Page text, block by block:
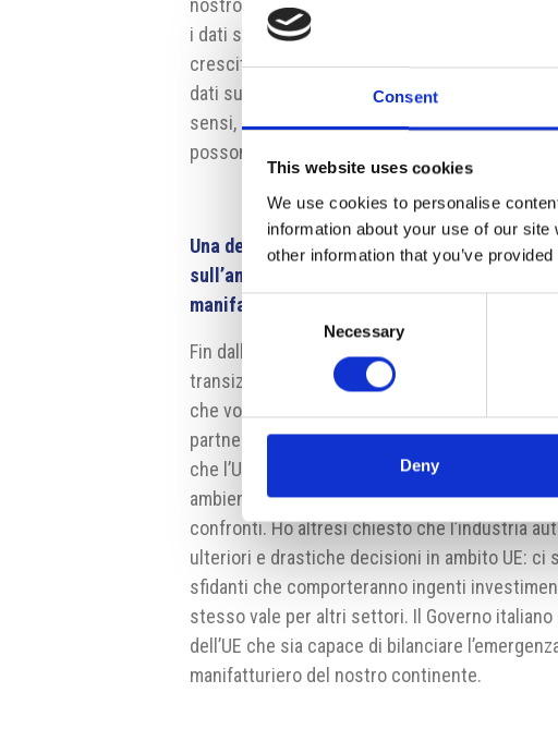
Consent
This website uses cookies
We use cookies to personalise
information about your use of our
other information that you’ve
Consent
Necessary
Deny
nostro commercio estero. Già oggi, ad
i dati sull’interscambio con l’UE e con altri
crescita. Con la Repubblica Ceca è nostro
dati sull’interscambio, ma anche un flusso
sensi, senza trascurare l’apporto dei flussi
possono crescere attraverso la valorizzazione
Una delle principali sfide per l’industria
sull’ambiente. Come si bilancia con
manifatturiero e col mantenimento delle
Fin dall’inizio del mio mandato ho chiarito nei
transizione climatica non può realizzarsi a
che vogliamo è un mondo più pulito e
partner esteri extra-UE che questa sfida va
che l’UE non può tollerare standard produttivi
ambientali adottate dall’UE, che si traducono
confronti. Ho altresì chiesto che l’industria
ulteriori e drastiche decisioni in ambito UE: ci
sfidanti che comporteranno ingenti
stesso vale per altri settori. Il Governo
dell’UE che sia capace di bilanciare
manifatturiero del nostro continente.